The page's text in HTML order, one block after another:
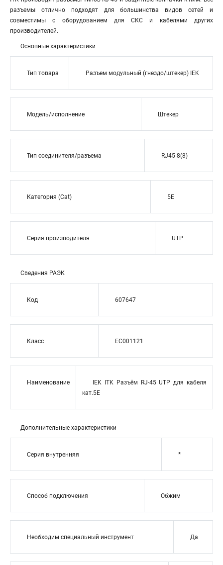
разъемы отлично подходят для большинства видов сетей и
совместимы с оборудованием для СКС и кабелями других
производителей.
Основные характеристики
Тип товара Разъем модульный (гнездо/штекер) IEK
Модель/исполнение Штекер
Тип соединителя/разъема RJ45 8(8)
Категория (Cat) 5E
Серия производителя UTP
Сведения РАЭК
Код 607647
Класс EC001121
Наименование
IEK ITK Разъём RJ-45 UTP для кабеля
кат.5Е
Дополнительные характеристики
Серия внутренняя *
Способ подключения Обжим
Необходим специальный инструмент Да